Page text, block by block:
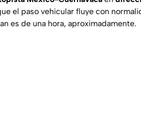
el paso vehicular fluye con
es de una hora, aproximadamente.